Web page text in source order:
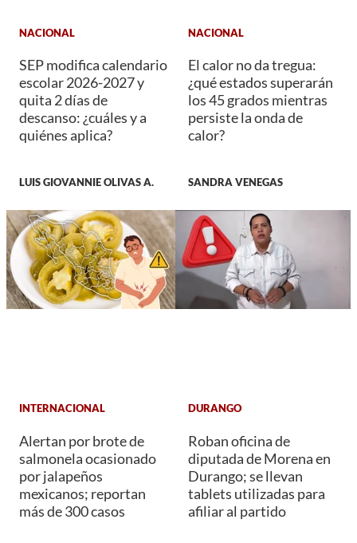
NACIONAL
SEP modifica calendario
escolar 2026-2027 y
quita 2 días de
descanso: ¿cuáles y a
quiénes aplica?
LUIS GIOVANNIE OLIVAS A.
NACIONAL
El calor no da tregua:
¿qué estados superarán
los 45 grados mientras
persiste la onda de
calor?
SANDRA VENEGAS
INTERNACIONAL
Alertan por brote de
salmonela ocasionado
por jalapeños
mexicanos; reportan
más de 300 casos
DURANGO
Roban oficina de
diputada de Morena en
Durango; se llevan
tablets utilizadas para
afiliar al partido